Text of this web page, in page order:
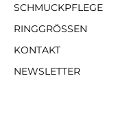
SCHMUCKPFLEGE
RINGGRÖSSEN
KONTAKT
NEWSLETTER